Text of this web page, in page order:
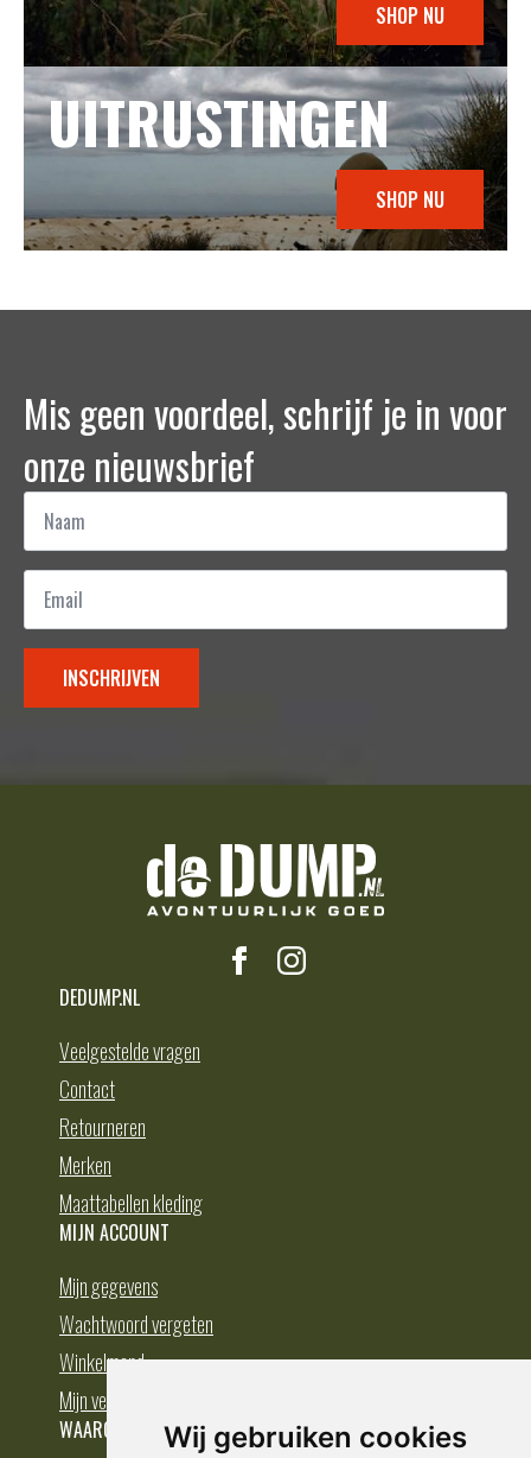
Wij gebruiken cookies
SHOP NU
UITRUSTINGEN
SHOP NU
Mis geen voordeel, schrijf je in voor
onze nieuwsbrief
Naam
Email
INSCHRIJVEN
DEDUMP.NL
Veelgestelde vragen
Contact
Retourneren
Merken
Maattabellen kleding
MIJN ACCOUNT
Mijn gegevens
Wachtwoord vergeten
Winkelmand
Mijn verlanglijst
WAAROM BESTELLEN BIJ DEDUMP.NL